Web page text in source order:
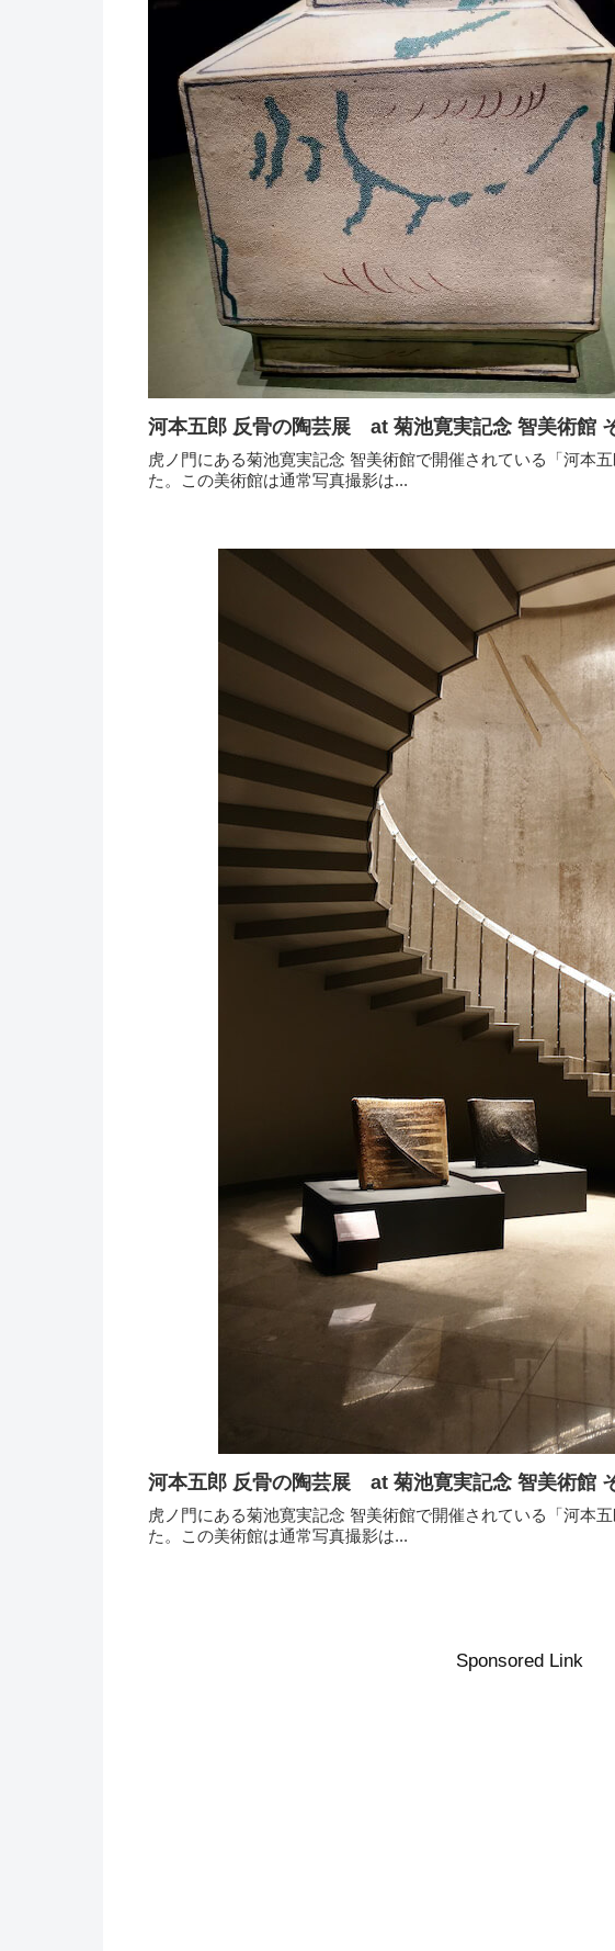
河本五郎
虎ノ門にある菊池寛実記念 智美術館で開催されている「河本
た。この美術館は通常写真撮影は...
河本五郎
虎ノ門にある菊池寛実記念 智美術館で開催されている「河本
た。この美術館は通常写真撮影は...
Sponsored Link